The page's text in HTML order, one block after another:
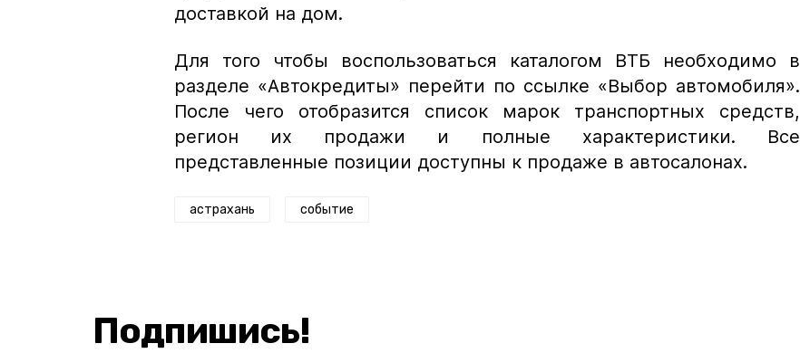
доставкой на дом.
Для того чтобы воспользоваться каталогом ВТБ необходимо в
разделе «Автокредиты» перейти по ссылке «Выбор автомобиля».
После чего отобразится список марок транспортных средств,
регион их продажи и полные характеристики. Все
представленные позиции доступны к продаже в автосалонах.
астрахань событие
Подпишись!